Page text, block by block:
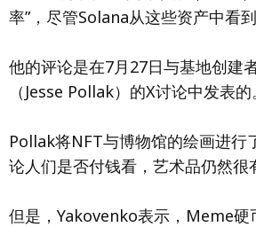
率”，尽管Solana从这些资产中看到
他的评论是在7月27日与基地创建
（Jesse Pollak）的X讨论中发表的。
Pollak将NFT与博物馆的绘画进行
论人们是否付钱看，艺术品仍然很
但是，Yakovenko表示，Meme硬